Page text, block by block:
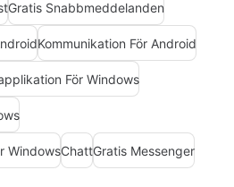
Gratis Snabbmeddelanden
Kommunikation För Android
För Windows
WindowsChattGratis Messenger